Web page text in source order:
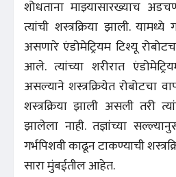
शोधताना माझ्यासारख्याच
त्यांची शस्त्रक्रिया झाली.
असणारे एंडोमेट्रियम टिश्यू
आले. त्यांच्या शरीरात
असल्याने शस्त्रक्रियेत रोबोटचा
शस्त्रक्रिया झाली असली तरी
झालेला नाही. तज्ञांच्या
गर्भपिशवी काढून टाकण्याची
सारा मुंबईतील आहेत.